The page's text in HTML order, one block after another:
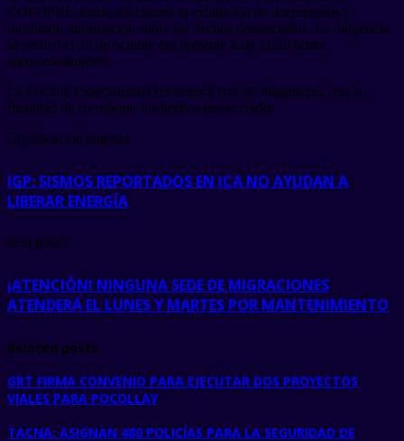
COFOPRI, donde solicitaron la exhibición de documentos y
recabaron información sobre los hechos denunciados. La diligencia
se realizó el 28 de octubre del presente a las 11:30 horas
aproximadamente.
La Fiscalía Especializada continuará con las diligencias, con la
finalidad de corroborar los hechos denunciados
Publicación anterior
IGP: SISMOS REPORTADOS EN ICA NO AYUDAN A
LIBERAR ENERGÍA
next post
¡ATENCIÓN! NINGUNA SEDE DE MIGRACIONES
ATENDERÁ EL LUNES Y MARTES POR MANTENIMIENTO
Related posts
GRT FIRMA CONVENIO PARA EJECUTAR DOS PROYECTOS
VIALES PARA POCOLLAY
TACNA: ASIGNAN 480 POLICÍAS PARA LA SEGURIDAD DE